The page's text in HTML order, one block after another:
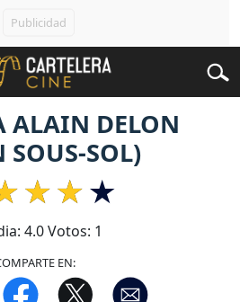
ALAIN DELON
SOUS-SOL)
4.0Votos: 1
EN: